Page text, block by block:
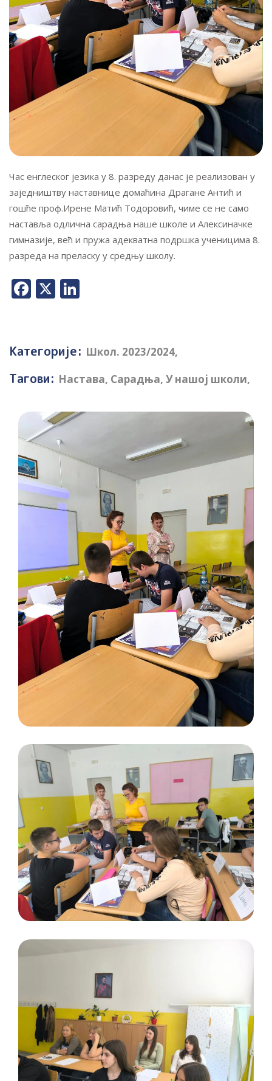
Час енглеског језика у 8. разреду данас је реализован у
заједништву наставнице домаћина Драгане Антић и
гошће проф.Ирене Матић Тодоровић, чиме се не само
наставља одлична сарадња наше школе и Алексиначке
гимназије, већ и пружа адекватна подршка ученицима 8.
разреда на преласку у средњу школу.
Facebook
X
Категорије: Школ. 2023/2024,
Тагови: Настава, Сарадња, У нашој школи,